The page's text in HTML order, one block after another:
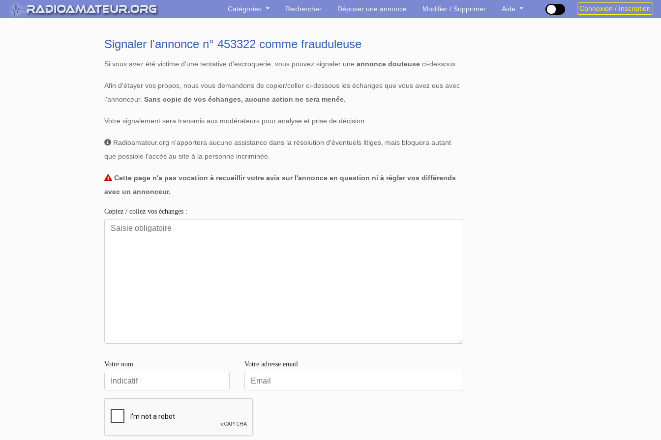
Catégories Rechercher Déposer une annonce Modifier / Supprimer Aide Connexion / Inscription
Signaler l'annonce n° 453322 comme frauduleuse
Si vous avez été victime d'une tentative d'escroquerie, vous pouvez signaler une annonce douteuse ci-dessous.
Afin d'étayer vos propos, nous vous demandons de copier/coller ci-dessous les échanges que vous avez eus avec
l'annonceur. Sans copie de vos échanges, aucune action ne sera menée.
Votre signalement sera transmis aux modérateurs pour analyse et prise de décision.
Radioamateur.org n'apportera aucune assistance dans la résolution d'éventuels litiges, mais bloquera autant
que possible l'accès au site à la personne incriminée.
Cette page n'a pas vocation à recueillir votre avis sur l'annonce en question ni à régler vos différends
avec un annonceur.
Copiez / collez vos échanges :
Votre nom Votre adresse email